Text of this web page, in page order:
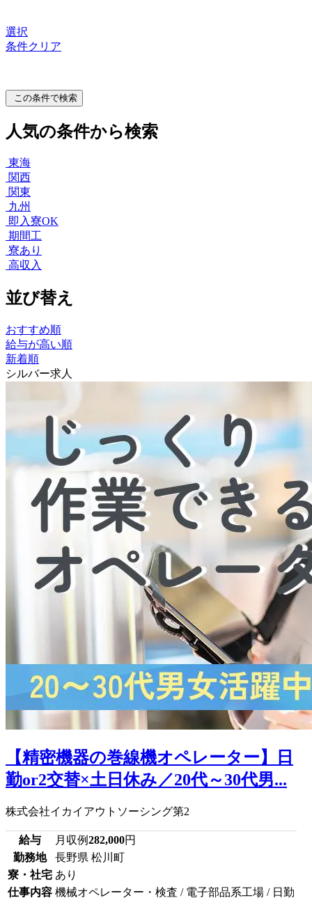
選択
条件クリア
この条件で検索
人気の条件から検索
東海
関西
関東
九州
即入寮OK
期間工
寮あり
高収入
並び替え
おすすめ順
給与が高い順
新着順
シルバー求人
【精密機器の巻線機オペレーター】日
勤or2交替×土日休み／20代～30代男...
株式会社イカイアウトソーシング第2
給与 月収例282,000円
勤務地
長野県 松川町
寮・社宅 あり
仕事内容 機械オペレーター・検査 / 電子部品系工場 / 日勤